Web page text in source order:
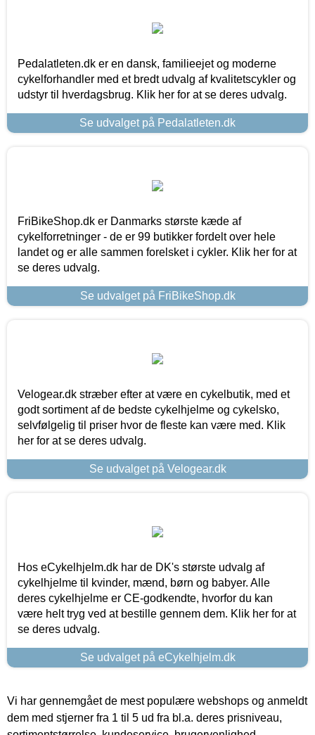
Pedalatleten.dk er en dansk, familieejet og moderne
cykelforhandler med et bredt udvalg af kvalitetscykler og
udstyr til hverdagsbrug. Klik her for at se deres udvalg.
Se udvalget på Pedalatleten.dk
FriBikeShop.dk er Danmarks største kæde af
cykelforretninger - de er 99 butikker fordelt over hele
landet og er alle sammen forelsket i cykler. Klik her for at
se deres udvalg.
Se udvalget på FriBikeShop.dk
Velogear.dk stræber efter at være en cykelbutik, med et
godt sortiment af de bedste cykelhjelme og cykelsko,
selvfølgelig til priser hvor de fleste kan være med. Klik
her for at se deres udvalg.
Se udvalget på Velogear.dk
Hos eCykelhjelm.dk har de DK's største udvalg af
cykelhjelme til kvinder, mænd, børn og babyer. Alle
deres cykelhjelme er CE-godkendte, hvorfor du kan
være helt tryg ved at bestille gennem dem. Klik her for at
se deres udvalg.
Se udvalget på eCykelhjelm.dk
Vi har gennemgået de mest populære webshops og anmeldt
dem med stjerner fra 1 til 5 ud fra bl.a. deres prisniveau,